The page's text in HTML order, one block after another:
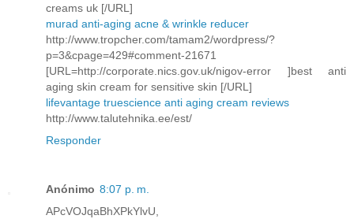
creams uk [/URL]
murad anti-aging acne & wrinkle reducer
http://www.tropcher.com/tamam2/wordpress/?
p=3&cpage=429#comment-21671
[URL=http://corporate.nics.gov.uk/nigov-error ]best anti
aging skin cream for sensitive skin [/URL]
lifevantage truescience anti aging cream reviews
http://www.talutehnika.ee/est/
Responder
Anónimo 8:07 p. m.
APcVOJqaBhXPkYlvU,